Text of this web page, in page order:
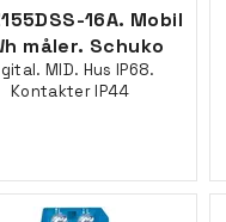
16A. Mobil
måler. Schuko
MID. Hus IP68.
Kontakter IP44